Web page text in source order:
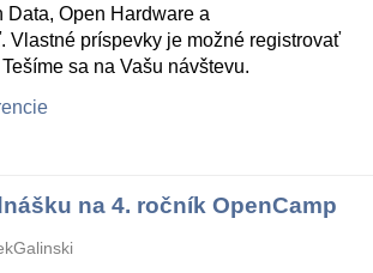
Data, Open Hardware a
Vlastné príspevky je možné registrovať
sa na Vašu návštevu.
na 4. ročník OpenCamp